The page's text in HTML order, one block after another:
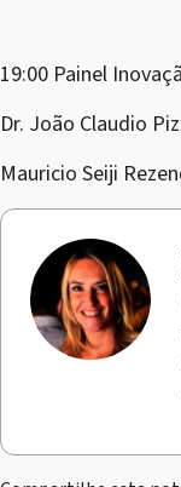
19:00 Painel
Dr. João Claudio
Mauricio Seiji